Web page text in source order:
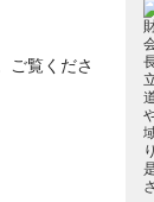
ご覧くださ